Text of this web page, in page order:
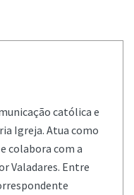
católica e
Igreja. Atua como
colabora com a
Valadares. Entre